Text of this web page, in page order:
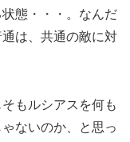
態・・・。なんだ
は、共通の敵に対
もルシアスを何も
ないのか、と思っ